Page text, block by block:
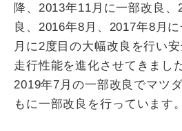
降、2013年11月に一部改良
良、2016年8月、2017年8月
月に2度目の大幅改良を行い
走行性能を進化させてきまし
2019年7月の一部改良でマツ
もに一部改良を行っています。